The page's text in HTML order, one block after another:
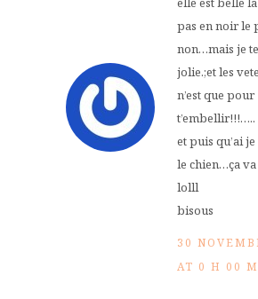
pas en noir le
non…mais je
jolie.;et les
n’est que pour
t’embellir!!!…..
et puis qu’ai
le chien…ça
lolll
bisous
30
AT 0 H 00